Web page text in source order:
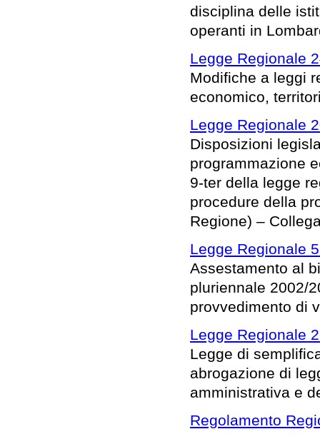
disciplina delle
operanti in
Legge Regionale
Modifiche a leggi
economico,
Legge Regionale
Disposizioni
programmazione
9-ter della legge
procedure della
Regione) –
Legge Regionale
Assestamento al
pluriennale 2002/
provvedimento di
Legge Regionale
Legge di
abrogazione di
amministrativa e
Regolamento